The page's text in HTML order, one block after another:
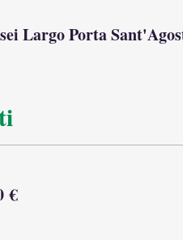
Largo Porta
guide turistiche con
visite iniziano con la
anche a persone con
€